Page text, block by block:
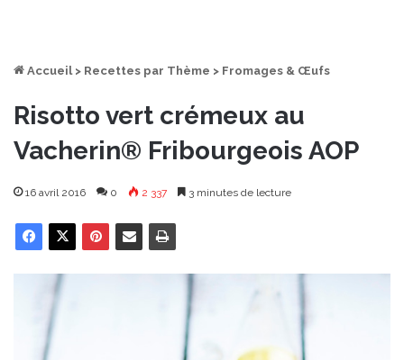
Accueil > Recettes par Thème > Fromages & Œufs
Risotto vert crémeux au
Vacherin® Fribourgeois AOP
16 avril 2016 0 2 337 3 minutes de lecture